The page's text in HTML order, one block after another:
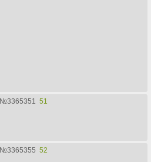
№3365351 51
№3365355 52